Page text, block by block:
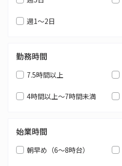
週1～2日
勤務時間
7.5時間以上
4時間以上～7時間未満
始業時間
朝早め（6～8時台）